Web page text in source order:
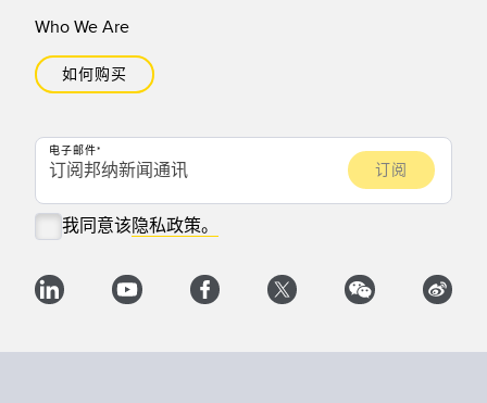
Who We Are
如何购买
电子邮件
我同意该隐私政策。